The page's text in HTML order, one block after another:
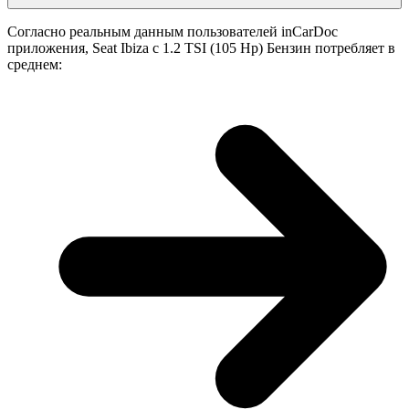
Согласно реальным данным пользователей inCarDoc
приложения, Seat Ibiza с 1.2 TSI (105 Hp) Бензин потребляет в
среднем: